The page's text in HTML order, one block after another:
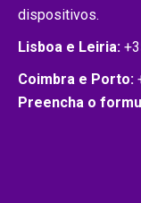
dispositivos.
Lisboa e Leiria:
Coimbra e Porto:
Preencha o